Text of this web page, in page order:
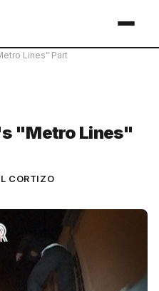
Lines" Part
"Metro Lines"
CORTIZO